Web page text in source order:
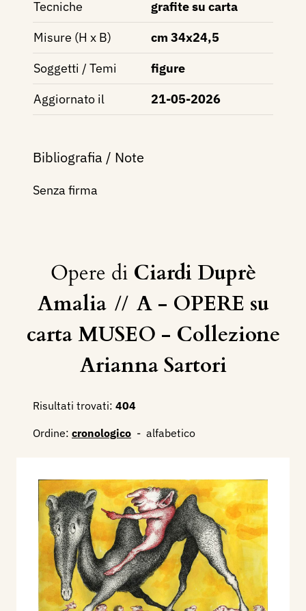
Tecniche
grafite su carta
Misure (H x B)
cm 34x24,5
Soggetti / Temi
figure
Aggiornato il
21-05-2026
Bibliografia / Note
Senza firma
Opere di Ciardi Duprè
Amalia // A - OPERE su
carta MUSEO - Collezione
Arianna Sartori
Risultati trovati: 404
Ordine: cronologico - alfabetico